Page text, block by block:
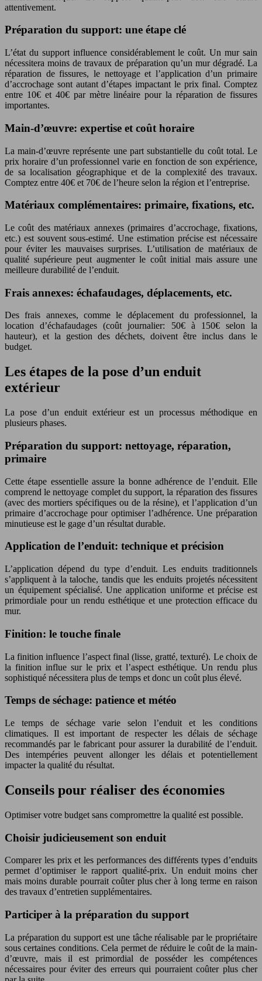
attentivement.
Préparation du support: une étape clé
L’état du support influence considérablement le coût. Un mur sain
nécessitera moins de travaux de préparation qu’un mur dégradé. La
réparation de fissures, le nettoyage et l’application d’un primaire
d’accrochage sont autant d’étapes impactant le prix final. Comptez
entre 10€ et 40€ par mètre linéaire pour la réparation de fissures
importantes.
Main-d’œuvre: expertise et coût horaire
La main-d’œuvre représente une part substantielle du coût total. Le
prix horaire d’un professionnel varie en fonction de son expérience,
de sa localisation géographique et de la complexité des travaux.
Comptez entre 40€ et 70€ de l’heure selon la région et l’entreprise.
Matériaux complémentaires: primaire, fixations, etc.
Le coût des matériaux annexes (primaires d’accrochage, fixations,
etc.) est souvent sous-estimé. Une estimation précise est nécessaire
pour éviter les mauvaises surprises. L’utilisation de matériaux de
qualité supérieure peut augmenter le coût initial mais assure une
meilleure durabilité de l’enduit.
Frais annexes: échafaudages, déplacements, etc.
Des frais annexes, comme le déplacement du professionnel, la
location d’échafaudages (coût journalier: 50€ à 150€ selon la
hauteur), et la gestion des déchets, doivent être inclus dans le
budget.
Les étapes de la pose d’un enduit
extérieur
La pose d’un enduit extérieur est un processus méthodique en
plusieurs phases.
Préparation du support: nettoyage, réparation,
primaire
Cette étape essentielle assure la bonne adhérence de l’enduit. Elle
comprend le nettoyage complet du support, la réparation des fissures
(avec des mortiers spécifiques ou de la résine), et l’application d’un
primaire d’accrochage pour optimiser l’adhérence. Une préparation
minutieuse est le gage d’un résultat durable.
Application de l’enduit: technique et précision
L’application dépend du type d’enduit. Les enduits traditionnels
s’appliquent à la taloche, tandis que les enduits projetés nécessitent
un équipement spécialisé. Une application uniforme et précise est
primordiale pour un rendu esthétique et une protection efficace du
mur.
Finition: le touche finale
La finition influence l’aspect final (lisse, gratté, texturé). Le choix de
la finition influe sur le prix et l’aspect esthétique. Un rendu plus
sophistiqué nécessitera plus de temps et donc un coût plus élevé.
Temps de séchage: patience et météo
Le temps de séchage varie selon l’enduit et les conditions
climatiques. Il est important de respecter les délais de séchage
recommandés par le fabricant pour assurer la durabilité de l’enduit.
Des intempéries peuvent allonger les délais et potentiellement
impacter la qualité du résultat.
Conseils pour réaliser des économies
Optimiser votre budget sans compromettre la qualité est possible.
Choisir judicieusement son enduit
Comparer les prix et les performances des différents types d’enduits
permet d’optimiser le rapport qualité-prix. Un enduit moins cher
mais moins durable pourrait coûter plus cher à long terme en raison
des travaux d’entretien supplémentaires.
Participer à la préparation du support
La préparation du support est une tâche réalisable par le propriétaire
sous certaines conditions. Cela permet de réduire le coût de la main-
d’œuvre, mais il est primordial de posséder les compétences
nécessaires pour éviter des erreurs qui pourraient coûter plus cher